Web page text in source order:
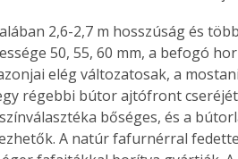
2,6-2,7 m hosszúság és
50, 55, 60 mm, a befogó
elég változatosak, a
régebbi bútor ajtófront
bőséges, és a
A natúr fafurnérral